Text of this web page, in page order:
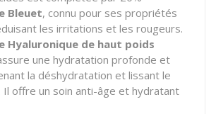
Bleuet, connu pour ses propriétés
les irritations et les rougeurs.
Hyaluronique de haut poids
une hydratation profonde et
la déshydratation et lissant le
Il offre un soin anti-âge et hydratant